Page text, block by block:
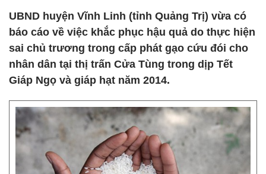
UBND huyện Vĩnh Linh (tỉnh Quảng Trị) vừa có
báo cáo về việc khắc phục hậu quả do thực hiện
sai chủ trương trong cấp phát gạo cứu đói cho
nhân dân tại thị trấn Cửa Tùng trong dịp Tết
Giáp Ngọ và giáp hạt năm 2014.